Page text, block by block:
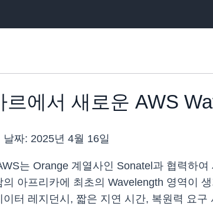
르에서 새로운 AWS
날짜: 2025년 4월 16일
는 Orange 계열사인 Sonatel과 협력하
의 아프리카에 최초의 Wavelength 영역이
이터 레지던시, 짧은 지연 시간, 복원력 요